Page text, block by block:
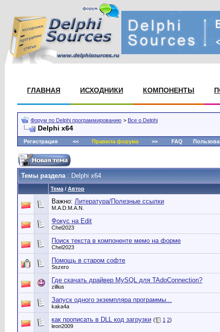
ГЛАВНАЯ ИСХОДНИКИ КОМПОНЕНТЫ
Форум по Delphi программированию > Все о Delphi
Delphi x64
Регистрация << Правила форума>> FAQ
Темы раздела: Delphi x64
Тема / Автор
Важно: Литература/Полезные ссылки
M.A.D.M.A.N.
Фокус на Edit
Chel2023
Поиск текста в компоненте мемо на форме
Chel2023
Помощь в старом софте
Sszero
Где скачать драйвер MySQL для TAdoConnection?
zillius
Запуск одного экземпляра программы...
kaka4a
как прописать в DLL код загрузки ( 1 2)
leon2009